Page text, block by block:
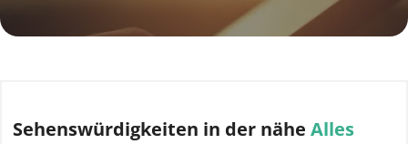
Sehenswürdigkeiten in der nähe Alles